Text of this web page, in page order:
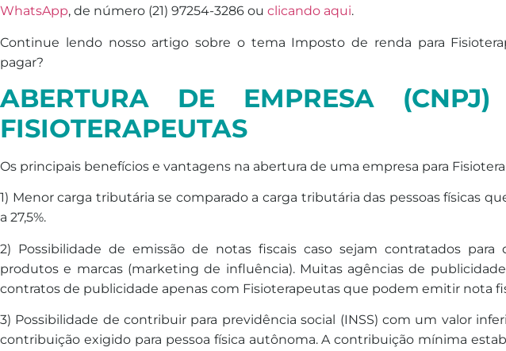
WhatsApp, de número (21) 97254-3286 ou clicando aqui.
Continue lendo nosso artigo sobre o tema Imposto de renda para
pagar?
ABERTURA DE EMPRESA
FISIOTERAPEUTAS
Os principais benefícios e vantagens na abertura de uma empresa para
1) Menor carga tributária se comparado a carga tributária das pessoas físicas
a 27,5%.
2) Possibilidade de emissão de notas fiscais caso sejam contratados para
produtos e marcas (marketing de influência). Muitas agências de
contratos de publicidade apenas com Fisioterapeutas que podem emitir nota
3) Possibilidade de contribuir para previdência social (INSS) com um valor
contribuição exigido para pessoa física autônoma. A contribuição mínima